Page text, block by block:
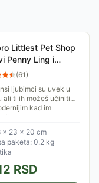
Littlest Pet Shop
Penny Ling i
Terrio A8232
(61)
ljubimci su uvek u
ali ti ih možeš učiniti
kad im
pravu kombinaciju
× 23 × 20 cm
paketa: 0.2 kg
RSD